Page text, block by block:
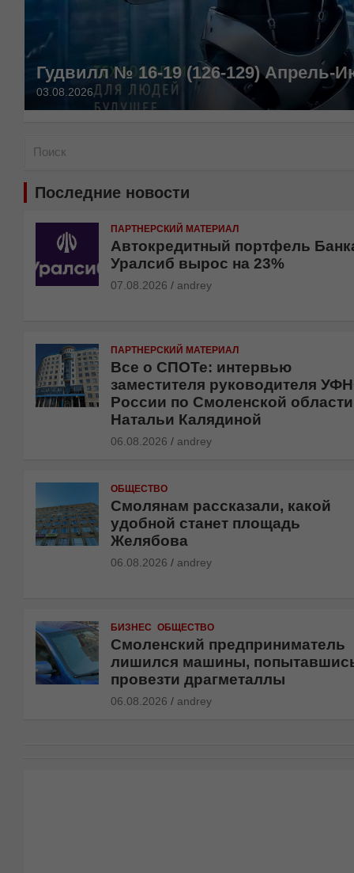
Гудвилл № 16-19 (126-129) Апрель-
03.08.2026
Последние новости
ПАРТНЕРСКИЙ МАТЕРИАЛ
Автокредитный портфель
Уралсиб вырос на 23%
07.08.2026 andrey
ПАРТНЕРСКИЙ МАТЕРИАЛ
Все о СПОТе: интервью
заместителя руководителя
России по Смоленской области
Натальи Калядиной
06.08.2026 andrey
ОБЩЕСТВО
Смолянам рассказали, какой
удобной станет площадь
Желябова
06.08.2026 andrey
БИЗНЕС ОБЩЕСТВО
Смоленский предприниматель
лишился машины,
провезти драгметаллы
06.08.2026 andrey